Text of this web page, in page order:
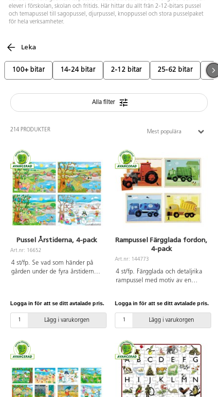
elever i förskolan, skolan och fritids. Här hittar du allt från 2-12-bitars pussel
och temapussel till sagopussel, djurpussel, knoppussel och stora pusselpaket
för hela verksamheter.
Leka
100+ bitar 14-24 bitar 2-12 bitar 25-62 bitar
Alla filter
214 PRODUKTER Mest populära
Pussel Årstiderna, 4-pack
Art.nr: 16652
4 st/fp. Se vad som händer på
gården under de fyra årstiderna.
årstid. 30 bitar per pussel. Mått:
29,5x20 cm. Av FSC-märkt trä.
PVC-fri. Från 3 år.
Logga in för att se ditt avtalade pris.
Lägg i varukorgen
Rampussel Färgglada fordon,
4-pack
Art.nr: 144773
4 st/fp. Färgglada och detaljrika
rampussel med motiv av en
pussel har motivet tryckt på ett
underlägg, som man kan välja
att lägga efter om det känns
Från 2 år.
Logga in för att se ditt avtalade pris.
Lägg i varukorgen